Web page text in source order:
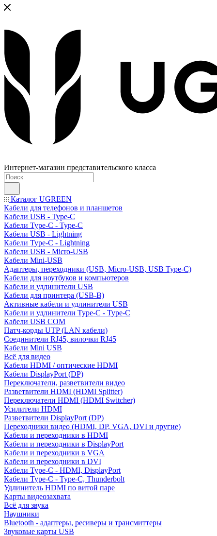
Интернет-магазин представительского класса
Каталог UGREEN
Кабели для телефонов и планшетов
Кабели USB - Type-C
Кабели Type-C - Type-C
Кабели USB - Lightning
Кабели Type-C - Lightning
Кабели USB - Micro-USB
Кабели Mini-USB
Адаптеры, переходники (USB, Micro-USB, USB Type-C)
Кабели для ноутбуков и компьютеров
Кабели и удлинители USB
Кабели для принтера (USB-B)
Активные кабели и удлинители USB
Кабели и удлинители Type-C - Type-C
Кабели USB COM
Патч-корды UTP (LAN кабели)
Соединители RJ45, вилочки RJ45
Кабели Mini USB
Всё для видео
Кабели HDMI / оптические HDMI
Кабели DisplayPort (DP)
Переключатели, разветвители видео
Разветвители HDMI (HDMI Splitter)
Переключатели HDMI (HDMI Switcher)
Усилители HDMI
Разветвители DisplayPort (DP)
Переходники видео (HDMI, DP, VGA, DVI и другие)
Кабели и переходники в HDMI
Кабели и переходники в DisplayPort
Кабели и переходники в VGA
Кабели и переходники в DVI
Кабели Type-C - HDMI, DisplayPort
Кабели Type-C - Type-C, Thunderbolt
Удлинитель HDMI по витой паре
Карты видеозахвата
Всё для звука
Наушники
Bluetooth - адаптеры, ресиверы и трансмиттеры
Звуковые карты USB